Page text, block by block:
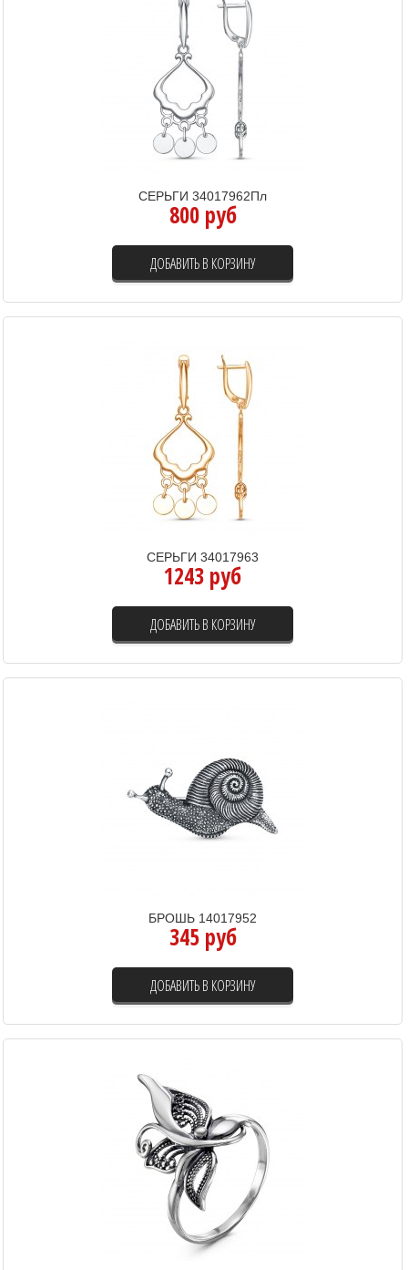
СЕРЬГИ 34017962Пл
800 руб
ДОБАВИТЬ В КОРЗИНУ
СЕРЬГИ 34017963
1243 руб
ДОБАВИТЬ В КОРЗИНУ
БРОШЬ 14017952
345 руб
ДОБАВИТЬ В КОРЗИНУ